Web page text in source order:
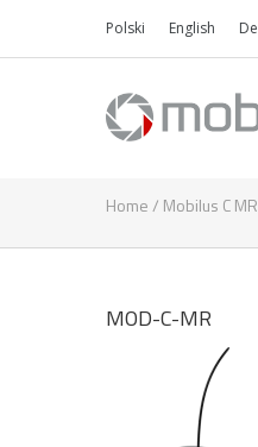
Polski English
Home/ Mobilus C MR
MOD-C-MR